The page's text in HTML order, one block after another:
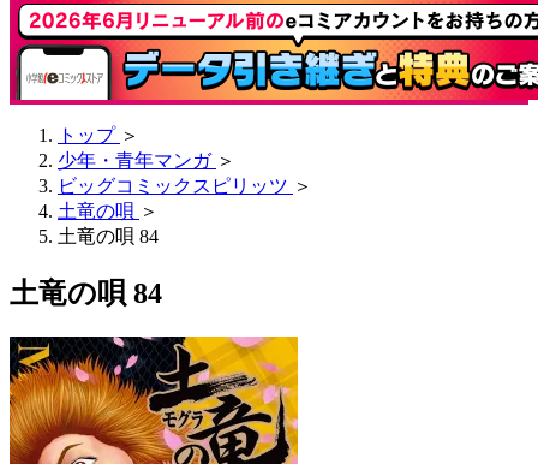
トップ ＞
少年・青年マンガ ＞
ビッグコミックスピリッツ ＞
土竜の唄 ＞
土竜の唄 84
土竜の唄 84